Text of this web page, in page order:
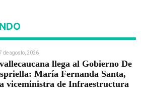
de agosto, 2026
llega al Gobierno De
María Fernanda Santa,
viceministra de Infraestructura